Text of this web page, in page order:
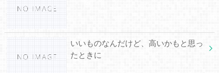
いいものなんだけど、高いかもと思っ
たときに